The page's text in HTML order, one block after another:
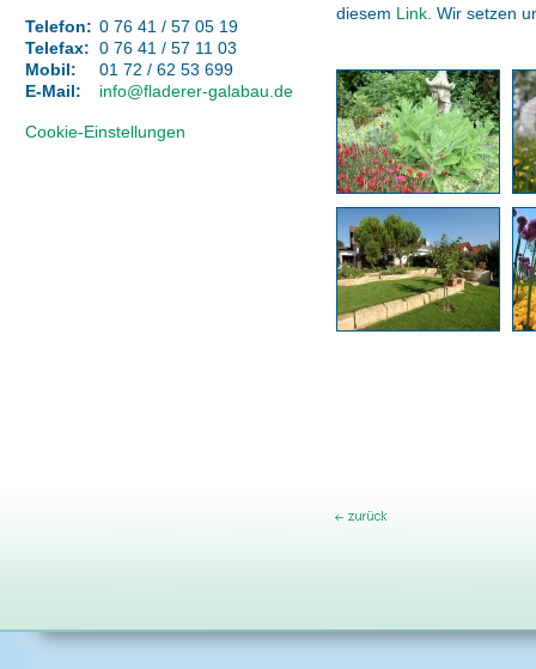
Telefon: 0 76 41 / 57 05 19
Telefax: 0 76 41 / 57 11 03
Mobil:
01 72 / 62 53 699
E-Mail:
info@fladerer-galabau.de
Cookie-Einstellungen
diesem Link . Wir setzen